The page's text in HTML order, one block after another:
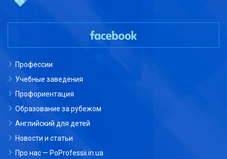
Профессии
Учебные заведения
Профориентация
Образование за рубежом
Английский для детей
Новости и статьи
Про нас — PoProfessii.in.ua